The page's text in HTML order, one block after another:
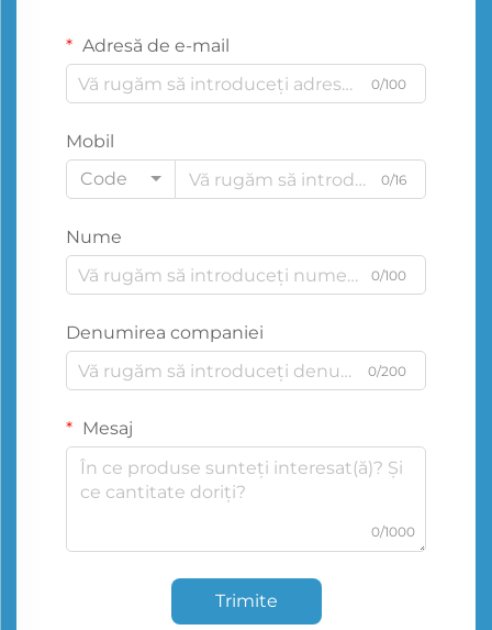
Adresă de e-mail
0/100
Mobil
Code
0/16
Nume
0/100
Denumirea companiei
0/200
Mesaj
0/1000
Trimite